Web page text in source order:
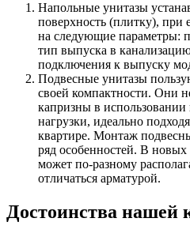
Напольные унитазы
поверхность (плитку), при
на следующие параметры:
тип выпуска в
подключения к выпуску
Подвесные унитазы
своей компактности. Они
капризны в
нагрузки, идеально
квартире. Монтаж
ряд особенностей. В
может по-разному
отличаться арматурой.
Достоинства нашей